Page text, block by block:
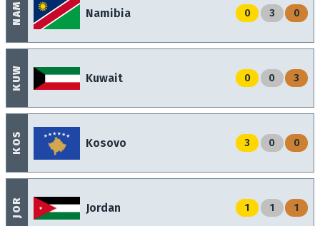
JOR Jordan 1 1 1
KOS Kosovo 3 0 0
KUW Kuwait 0 0 3
NAM Namibia 0 3 0